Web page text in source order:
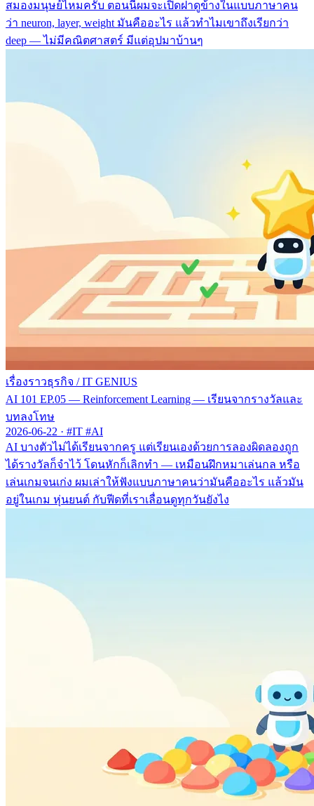
สมองมนุษย์ไหมครับ ตอนนี้ผมจะเปิดฝาดูข้างในแบบภาษาคน
ว่า neuron, layer, weight มันคืออะไร แล้วทำไมเขาถึงเรียกว่า
deep — ไม่มีคณิตศาสตร์ มีแต่อุปมาบ้านๆ
เรื่องราวธุรกิจ / IT GENIUS
AI 101 EP.05 — Reinforcement Learning — เรียนจากรางวัลและ
บทลงโทษ
2026-06-22 · #IT #AI
AI บางตัวไม่ได้เรียนจากครู แต่เรียนเองด้วยการลองผิดลองถูก
ได้รางวัลก็จำไว้ โดนหักก็เลิกทำ — เหมือนฝึกหมาเล่นกล หรือ
เล่นเกมจนเก่ง ผมเล่าให้ฟังแบบภาษาคนว่ามันคืออะไร แล้วมัน
อยู่ในเกม หุ่นยนต์ กับฟีดที่เราเลื่อนดูทุกวันยังไง